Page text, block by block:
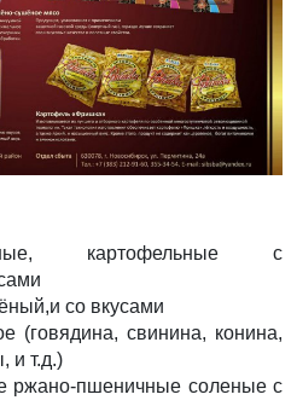
картофельные с
со вкусами
(говядина, свинина, конина,
и т.д.)
ржано-пшеничные соленые с